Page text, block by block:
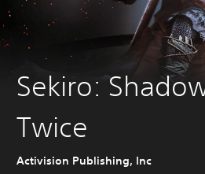
Sekiro:
Twice
Activision Publishing, Inc